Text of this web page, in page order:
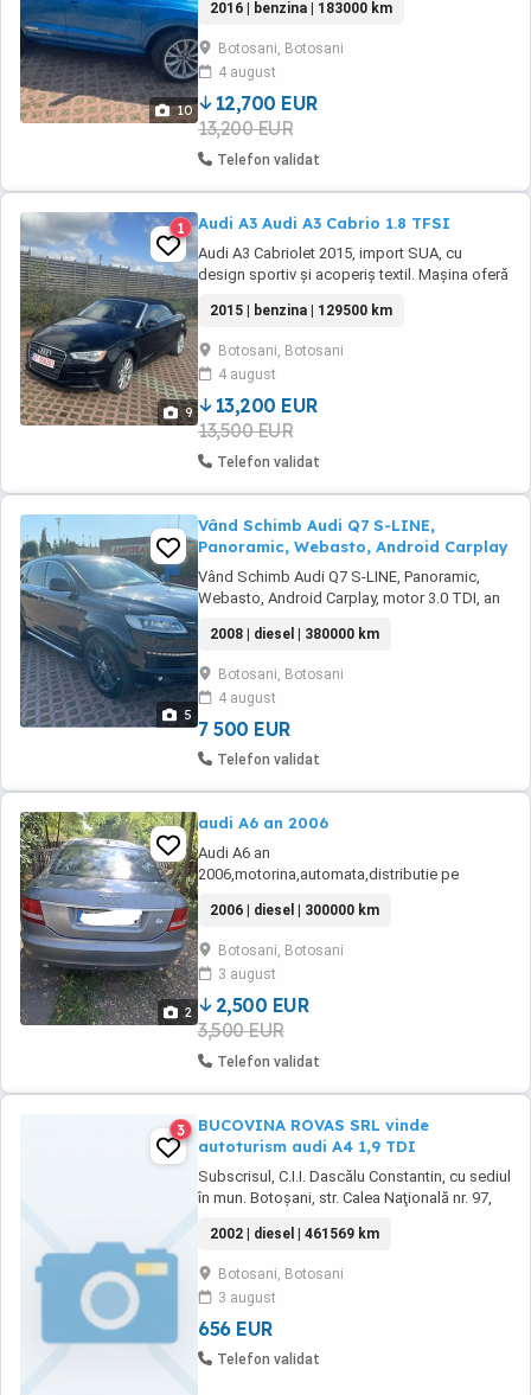
10
Xenon Senzor de lumina Senzor de ploaie
Keyless Entry Keyless Go Volan din piele
multifunctional cu comenzi Frana de mana
electrica Clima ...
2016 | benzina | 183000 km
Botosani, Botosani
4 august
12,700 EUR
13,200 EUR
Telefon validat
9
1 Audi A3 Audi A3 Cabrio 1.8 TFSI
Audi A3 Cabriolet 2015, import SUA, cu
design sportiv și acoperiș textil. Mașina oferă
atât pentru oraș, cât și pentru drumuri lungi.
Motor benzina 1.8 TFSI (180 cp) - impozit 260
lei an Consum 6,7% Jante aliaj ușor 17'
Cauciucuri de vara Climatizare ...
2015 | benzina | 129500 km
Botosani, Botosani
4 august
13,200 EUR
13,500 EUR
Telefon validat
5
Vând Schimb Audi Q7 S-LINE,
Panoramic, Webasto, Android Carplay
Vând Schimb Audi Q7 S-LINE, Panoramic,
Webasto, Android Carplay, motor 3.0 TDI, an
Masina nu necesită nici un fel de investiții,
ofer FISCAL pe loc!!! - Webasto cu
telecomandă Audi (pornești încălzirea de la
distanță); - Navigație mare cu Android și
Carplay ...
2008 | diesel | 380000 km
Botosani, Botosani
4 august
7 500 EUR
Telefon validat
2
audi A6 an 2006
Audi A6 an
2006,motorina,automata,distributie pe
rugina,neinregistrata inca in Romania
2006 | diesel | 300000 km
Botosani, Botosani
3 august
2,500 EUR
3,500 EUR
Telefon validat
3
BUCOVINA ROVAS SRL vinde
autoturism audi A4 1,9 TDI
Subscrisul, C.I.I. Dascălu Constantin, cu sediul
în mun. Botoşani, str. Calea Naţională nr. 97,
Dascălu Constantin Lulu, în calitate de
lichidator judiciar al debitorului Societatea
BUCOVINA ROVAS S.R.L., cu sediul în mun.
Suceava, str. Privighetorii ...
2002 | diesel | 461569 km
Botosani, Botosani
3 august
656 EUR
Telefon validat